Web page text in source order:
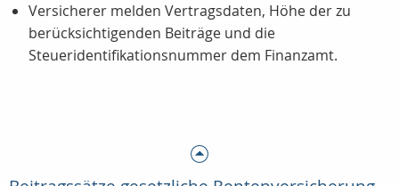
Versicherer melden Vertragsdaten, Höhe der zu
berücksichtigenden Beiträge und die
Steueridentifikationsnummer dem Finanzamt.